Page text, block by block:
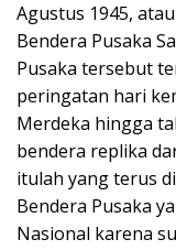
Agustus 1945,
Bendera Pusaka
Pusaka tersebut
peringatan hari
Merdeka hingga
bendera replika
itulah yang terus
Bendera Pusaka
Nasional karena